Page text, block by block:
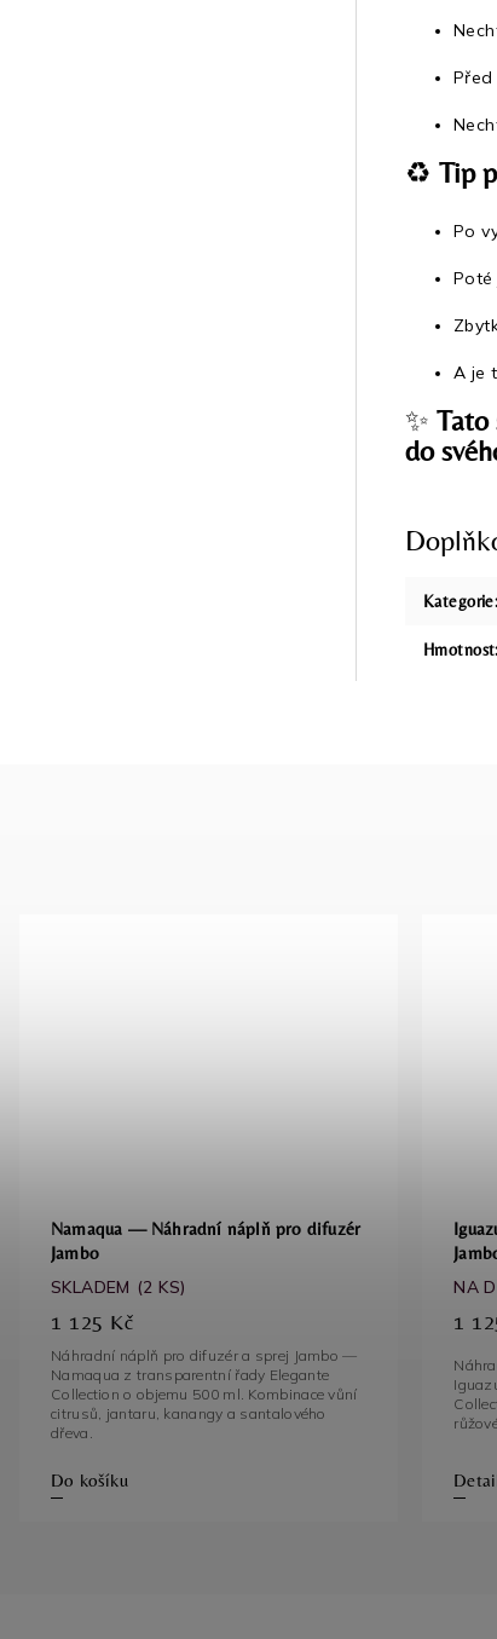
♻️ Tip
Po
Poté
A je
✨ Tato
do
Kategorie:
Hmotnost:
Namaqua — Náhradní náplň pro difuzér
Jambo
SKLADEM (2 KS)
1 125 Kč
Do košíku
Náhradní náplň pro difuzér a sprej Jambo —
Namaqua z transparentní řady Elegante
Collection o objemu 500 ml. Kombinace vůní
citrusů, jantaru, kanangy a santalového
NA
1